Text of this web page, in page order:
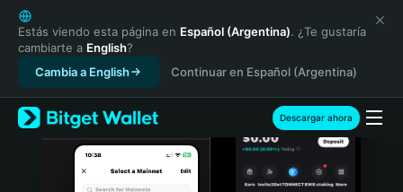
English
日本語
Tiếng Việt
Русский
Español (Latinoamérica)
Türkçe
Italiano
Estás viendo esta página en Español (Argentina). ¿Te gustaría
cambiarte a English?
Cambia a English
Continuar en Español (Argentina)
Descargar ahora